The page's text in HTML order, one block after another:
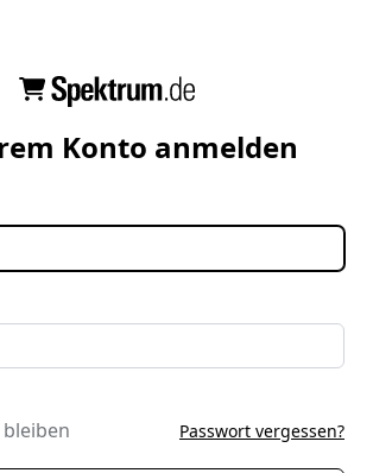
Konto anmelden
Passwort vergessen?